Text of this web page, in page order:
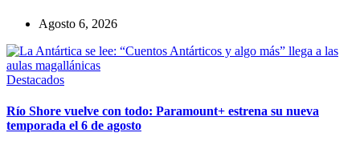
Agosto 6, 2026
Destacados
Río Shore vuelve con todo: Paramount+ estrena su nueva
temporada el 6 de agosto